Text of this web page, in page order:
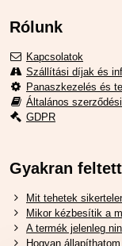
Rólunk
Kapcsolatok
Szállítási díjak és
Panaszkezelés és
Általános
GDPR
Gyakran
Mit tehetek
Mikor kézbesítik a
A termék jelenleg
Hogyan